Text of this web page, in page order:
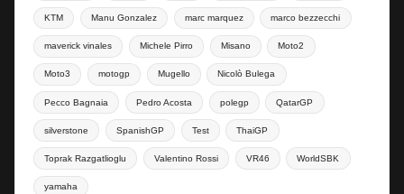
KTM Manu Gonzalez marc marquez marco bezzecchi
maverick vinales Michele Pirro Misano Moto2
Moto3 motogp Mugello Nicolò Bulega
Pecco Bagnaia Pedro Acosta polegp QatarGP
silverstone SpanishGP Test ThaiGP
Toprak Razgatlioglu Valentino Rossi VR46 WorldSBK
yamaha